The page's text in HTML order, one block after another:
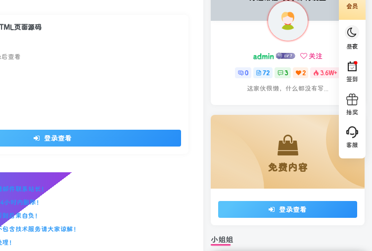
页面源码
查看
登录查看
件联系站长！
时内删除！
后果自负！
含技术服务请大家谅解！
！
admin 关注
0 72 3 2
3.6W+
这家伙很懒，什么都没有写...
免费内容
登录查看
小姐姐
会员
昼夜
签到
抽奖
客服